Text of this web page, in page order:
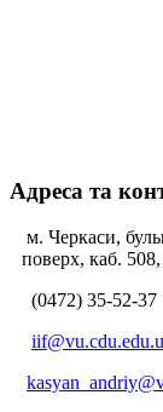
Адреса та
м. Черкаси,
поверх, каб.
(0472) 35-52-37